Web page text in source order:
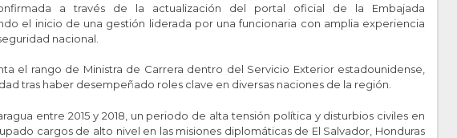
a través de la actualización del portal oficial de la Embajada
el inicio de una gestión liderada por una funcionaria con amplia experiencia
nacional.
el rango de Ministra de Carrera dentro del Servicio Exterior estadounidense,
tras haber desempeñado roles clave en diversas naciones de la región.
entre 2015 y 2018, un periodo de alta tensión política y disturbios civiles en
cargos de alto nivel en las misiones diplomáticas de El Salvador, Honduras